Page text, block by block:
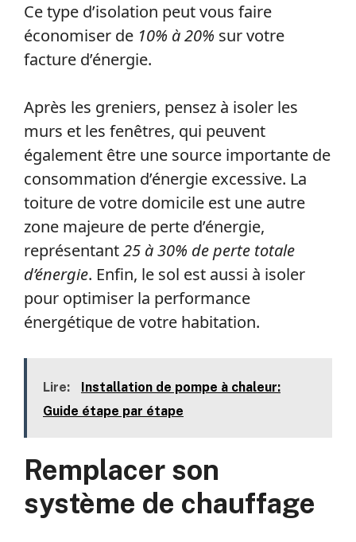
Ce type d’isolation peut vous faire
économiser de 10% à 20% sur votre
facture d’énergie.
Après les greniers, pensez à isoler les
murs et les fenêtres, qui peuvent
également être une source importante de
consommation d’énergie excessive. La
toiture de votre domicile est une autre
zone majeure de perte d’énergie,
représentant25 à 30% de perte totale
d’énergie. Enfin, le sol est aussi à isoler
pour optimiser la performance
énergétique de votre habitation.
Lire:
Installation de pompe à chaleur:
Guide étape par étape
Remplacer son
système de chauffage